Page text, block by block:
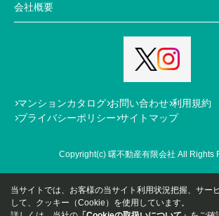
会社概要
マンションカタログ お問い合わせ 利用規約
プライバシーポリシー サイトマップ
Copyright(c) 曙不動産有限会社 All Rights
当サイトでは、お客様の当サイト利用状況把握、サー
して、クッキー（Cookie）を使用しています。